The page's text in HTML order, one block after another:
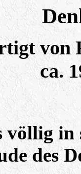
von
ca.
völlig
des